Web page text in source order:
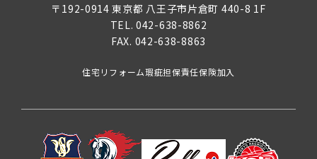
〒192-0914 東京都 八王子市片倉町 440-8 1F
TEL.042-638-8862
FAX. 042-638-8863
住宅リフォーム瑕疵担保責任保険加入